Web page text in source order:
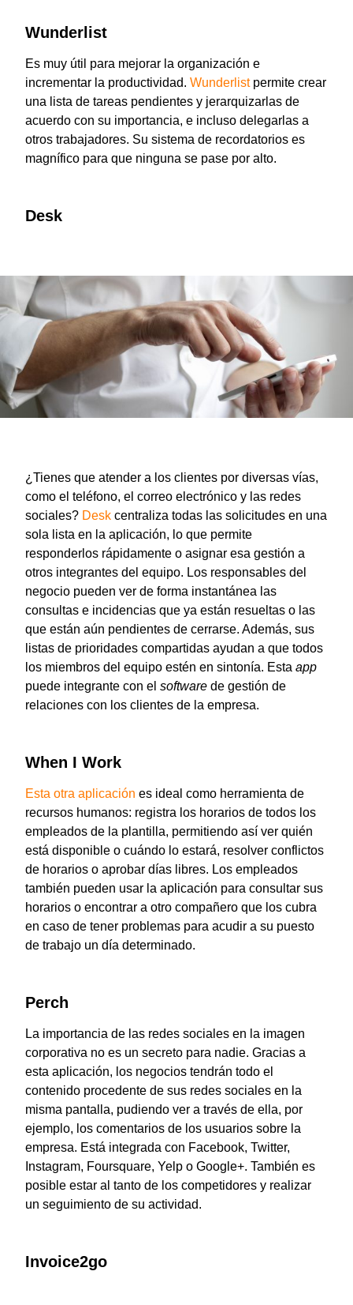
Wunderlist
Es muy útil para mejorar la organización e
incrementar la productividad. Wunderlistpermite crear
una lista de tareas pendientes y jerarquizarlas de
acuerdo con su importancia, e incluso delegarlas a
otros trabajadores. Su sistema de recordatorios es
magnífico para que ninguna se pase por alto.
Desk
¿Tienes que atender a los clientes por diversas vías,
como el teléfono, el correo electrónico y las redes
sociales? Desk centraliza todas las solicitudes en una
sola lista en la aplicación, lo que permite
responderlos rápidamente o asignar esa gestión a
otros integrantes del equipo. Los responsables del
negocio pueden ver de forma instantánea las
consultas e incidencias que ya están resueltas o las
que están aún pendientes de cerrarse. Además, sus
listas de prioridades compartidas ayudan a que todos
los miembros del equipo estén en sintonía. Esta app
puede integrante con el software de gestión de
relaciones con los clientes de la empresa.
When I Work
Esta otra aplicación es ideal como herramienta de
recursos humanos: registra los horarios de todos los
empleados de la plantilla, permitiendo así ver quién
está disponible o cuándo lo estará, resolver conflictos
de horarios o aprobar días libres. Los empleados
también pueden usar la aplicación para consultar sus
horarios o encontrar a otro compañero que los cubra
en caso de tener problemas para acudir a su puesto
de trabajo un día determinado.
Perch
La importancia de las redes sociales en la imagen
corporativa no es un secreto para nadie. Gracias a
esta aplicación, los negocios tendrán todo el
contenido procedente de sus redes sociales en la
misma pantalla, pudiendo ver a través de ella, por
ejemplo, los comentarios de los usuarios sobre la
empresa. Está integrada con Facebook, Twitter,
Instagram, Foursquare, Yelp o Google+. También es
posible estar al tanto de los competidores y realizar
un seguimiento de su actividad.
Invoice2go